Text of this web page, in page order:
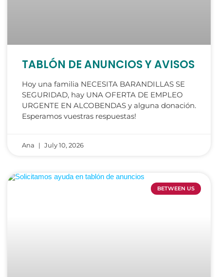
TABLÓN DE ANUNCIOS Y AVISOS
Hoy una familia NECESITA BARANDILLAS SE
SEGURIDAD, hay UNA OFERTA DE EMPLEO
URGENTE EN ALCOBENDAS y alguna donación.
Esperamos vuestras respuestas!
Ana July 10, 2026
BETWEEN US